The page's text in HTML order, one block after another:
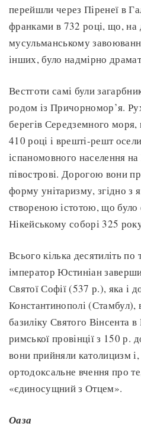
перейшли через Піренеї в
франками в 732 році, що, на
мусульманському
інших, було надмірно
Вестготи самі були
родом із Причорномор’я.
берегів Середземного
410 році і врешті-решт
іспаномовного населення
півострові. Дорогою вони
форму унітаризму, згідно з
створеною істотою, що
Нікейському соборі 325
Всього кілька десятиліть
імператор Юстиніан
Святої Софії (537 р.), яка і
Константинополі (Стамбул),
базиліку Святого Вінсента
римської провінції з 150 р.
вони прийняли католицизм
ортодоксальне вчення про
«єдиносущний з Отцем».
Оаза